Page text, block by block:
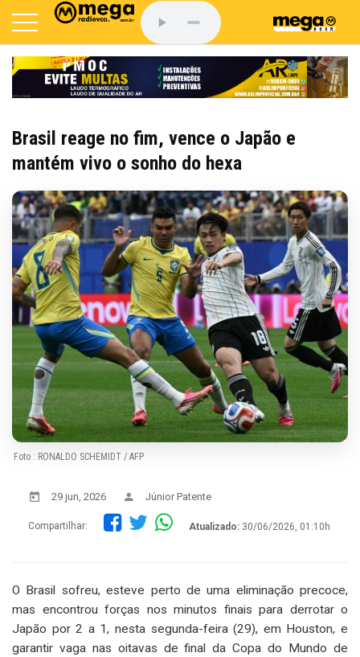
Brasil reage no fim, vence o Japão e
mantém vivo o sonho do hexa
Foto : RONALDO SCHEMIDT / AFP
29 jun, 2026 Júnior Patente
Compartilhar: Atualizado: 30/06/2026, 01:10h
O Brasil sofreu, esteve perto de uma eliminação precoce,
mas encontrou forças nos minutos finais para derrotar o
Japão por 2 a 1, nesta segunda-feira (29), em Houston, e
garantir vaga nas oitavas de final da Copa do Mundo de